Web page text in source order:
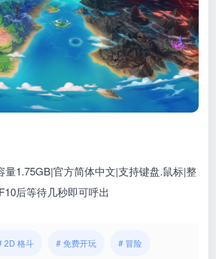
量1.75GB|官方简体中文|支持键盘.鼠标|整
后等待几秒即可呼出
2D 格斗 # 免费开玩 # 冒险